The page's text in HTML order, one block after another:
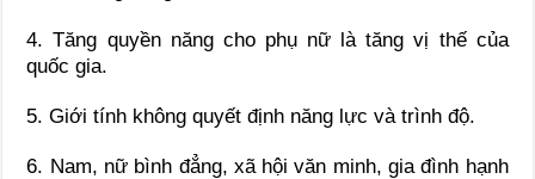
4. Tăng quyền năng cho phụ nữ là tăng vị thế của
quốc gia.
5. Giới tính không quyết định năng lực và trình độ.
6. Nam, nữ bình đẳng, xã hội văn minh, gia đình hạnh